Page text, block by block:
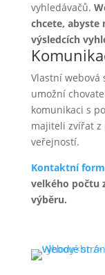
vyhledávačů.
chcete, abyste
výsledcích
Vlastní webová
umožní
komunikaci s
majiteli zvířat z
veřejností.
Kontaktní
velkého počtu
výběru.